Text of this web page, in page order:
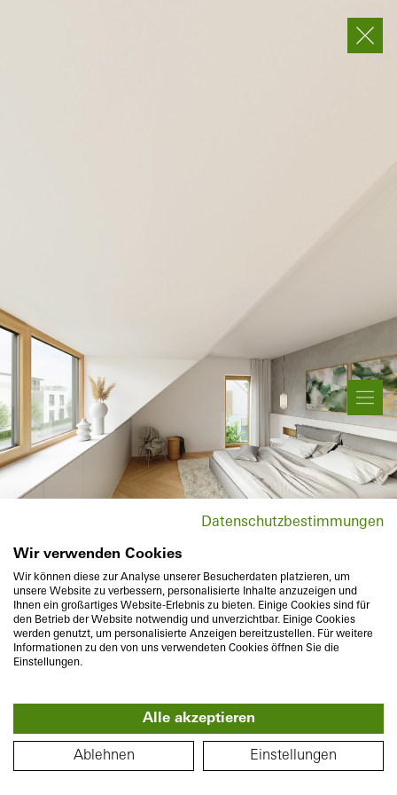
GRUNDRISS
Willkommen bei Familie Bauer!
Bewegung & Zoom
Produktinformation
Standortwechsel
Datenschutzbestimmungen
Wir verwenden Cookies
Wir können diese zur Analyse unserer Besucherdaten platzieren, um
unsere Website zu verbessern, personalisierte Inhalte anzuzeigen und
Ihnen ein großartiges Website-Erlebnis zu bieten. Einige Cookies sind für
den Betrieb der Website notwendig und unverzichtbar. Einige Cookies
werden genutzt, um personalisierte Anzeigen bereitzustellen. Für weitere
Informationen zu den von uns verwendeten Cookies öffnen Sie die
Einstellungen.
Alle akzeptieren
Ablehnen Einstellungen